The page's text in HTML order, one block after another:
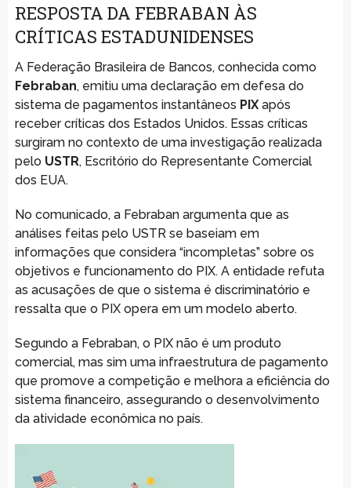
RESPOSTA DA FEBRABAN ÀS
CRÍTICAS ESTADUNIDENSES
A Federação Brasileira de Bancos, conhecida como
Febraban, emitiu uma declaração em defesa do
sistema de pagamentos instantâneos PIXapós
receber críticas dos Estados Unidos. Essas críticas
surgiram no contexto de uma investigação realizada
pelo USTR, Escritório do Representante Comercial
dos EUA.
No comunicado, a Febraban argumenta que as
análises feitas pelo USTR se baseiam em
informações que considera “incompletas” sobre os
objetivos e funcionamento do PIX. A entidade refuta
as acusações de que o sistema é discriminatório e
ressalta que o PIX opera em um modelo aberto.
Segundo a Febraban, o PIX não é um produto
comercial, mas sim uma infraestrutura de pagamento
que promove a competição e melhora a eficiência do
sistema financeiro, assegurando o desenvolvimento
da atividade econômica no país.